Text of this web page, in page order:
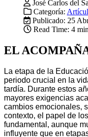
José Carlos del
Categoría:
Publicado: 25
Read Time: 4
EL
La etapa de la
periodo crucial en la
tardía. Durante estos
mayores exigencias
cambios emocionales,
contexto, el papel de
fundamental, aunque
influyente que en